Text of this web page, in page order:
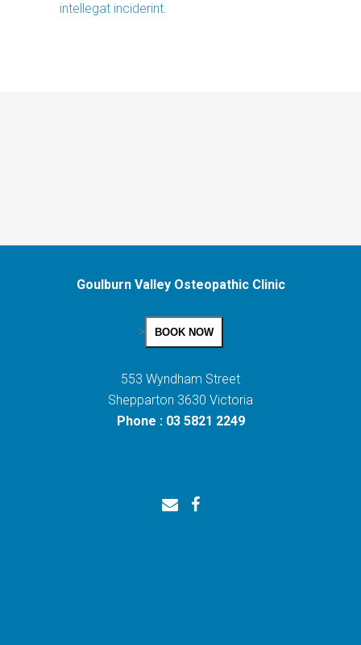
intellegat inciderint.
Goulburn Valley Osteopathic Clinic
> BOOK NOW
553 Wyndham Street
Shepparton 3630 Victoria
Phone : 03 5821 2249